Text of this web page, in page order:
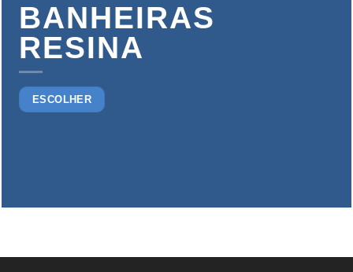
BANHEIRAS
RESINA
ESCOLHER